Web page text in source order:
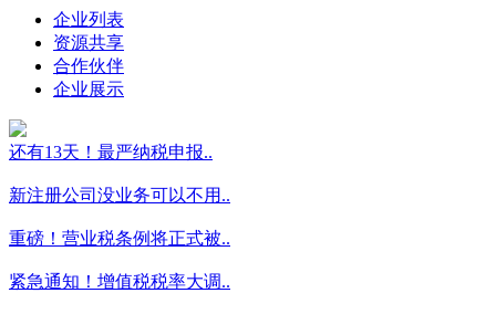
企业列表
资源共享
合作伙伴
企业展示
还有13天！最严纳税申报..
新注册公司没业务可以不用..
重磅！营业税条例将正式被..
紧急通知！增值税税率大调..